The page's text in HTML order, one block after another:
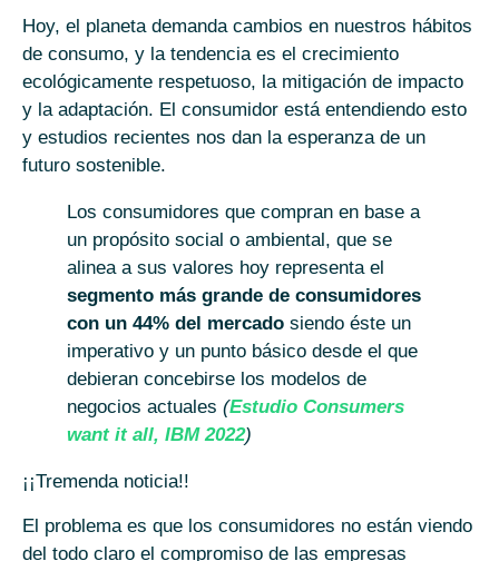
Hoy, el planeta demanda cambios en nuestros hábitos
de consumo, y la tendencia es el crecimiento
ecológicamente respetuoso, la mitigación de impacto
y la adaptación. El consumidor está entendiendo esto
y estudios recientes nos dan la esperanza de un
futuro sostenible.
Los consumidores que compran en base a
un propósito social o ambiental, que se
alinea a sus valores hoy representa el
segmento más grande de consumidores
con un 44% del mercado siendo éste un
imperativo y un punto básico desde el que
debieran concebirse los modelos de
negocios actuales (Estudio Consumers
want it all, IBM 2022)
¡¡Tremenda noticia!!
El problema es que los consumidores no están viendo
del todo claro el compromiso de las empresas